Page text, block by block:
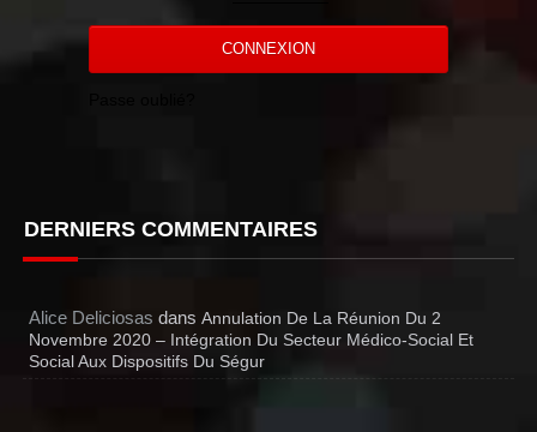
CONNEXION
DERNIERS COMMENTAIRES
Alice Deliciosas dansAnnulation De La Réunion Du 2
Novembre 2020 – Intégration Du Secteur Médico-Social Et
Social Aux Dispositifs Du Ségur